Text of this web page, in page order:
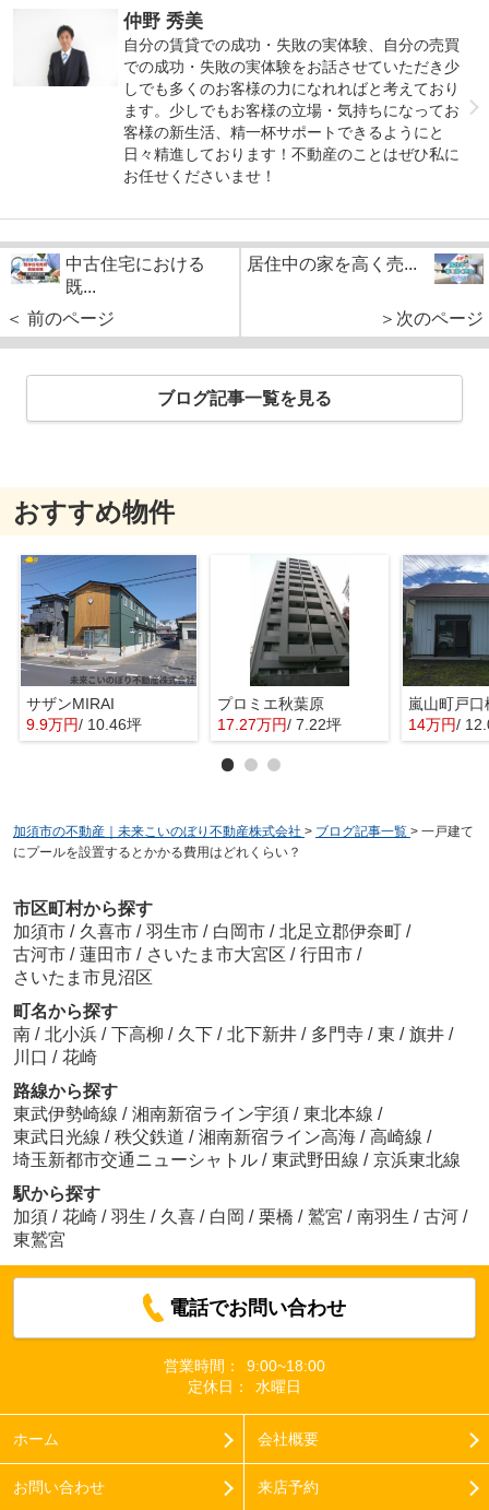
仲野 秀美
自分の賃貸での成功・失敗の実体験、自分の売買
での成功・失敗の実体験をお話させていただき少
しでも多くのお客様の力になれればと考えており
ます。少しでもお客様の立場・気持ちになってお
客様の新生活、精一杯サポートできるようにと
日々精進しております！不動産のことはぜひ私に
お任せくださいませ！
中古住宅における
既...
＜ 前のページ
居住中の家を高く売...
＞次のページ
ブログ記事一覧を見る
おすすめ物件
サザンMIRAI
9.9万円/ 10.46坪
プロミエ秋葉原
17.27万円/ 7.22坪
嵐山町戸口
14万円/
加須市の不動産｜未来こいのぼり不動産株式会社 > ブログ記事一覧 > 一戸建て
にプールを設置するとかかる費用はどれくらい？
市区町村から探す
加須市 / 久喜市 / 羽生市 / 白岡市 / 北足立郡伊奈町 /
古河市 / 蓮田市 / さいたま市大宮区 / 行田市 /
さいたま市見沼区
町名から探す
南 / 北小浜 / 下高柳 / 久下 / 北下新井 / 多門寺 / 東 / 旗井 /
川口 / 花崎
路線から探す
東武伊勢崎線 / 湘南新宿ライン宇須 / 東北本線 /
東武日光線 / 秩父鉄道 / 湘南新宿ライン高海 / 高崎線 /
埼玉新都市交通ニューシャトル / 東武野田線 / 京浜東北線
駅から探す
加須 / 花崎 / 羽生 / 久喜 / 白岡 / 栗橋 / 鷲宮 / 南羽生 / 古河 /
東鷲宮
電話でお問い合わせ
営業時間：
9:00~18:00
定休日：
水曜日
ホーム 会社概要
お問い合わせ 来店予約